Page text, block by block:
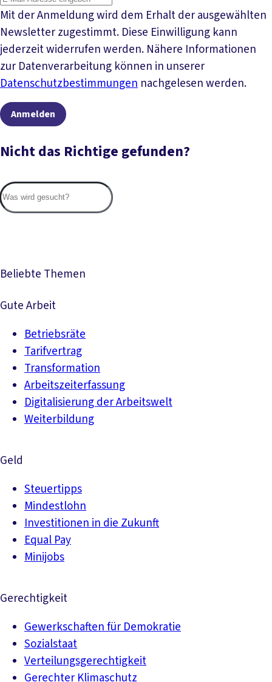
Mit der Anmeldung wird dem Erhalt der ausgewählten
Newsletter zugestimmt. Diese Einwilligung kann
jederzeit widerrufen werden. Nähere Informationen
zur Datenverarbeitung können in unserer
Datenschutzbestimmungen nachgelesen werden.
Anmelden
Nicht das Richtige gefunden?
Beliebte Themen
Gute Arbeit
Betriebsräte
Tarifvertrag
Transformation
Arbeitszeiterfassung
Digitalisierung der Arbeitswelt
Weiterbildung
Geld
Steuertipps
Mindestlohn
Investitionen in die Zukunft
Equal Pay
Minijobs
Gerechtigkeit
Gewerkschaften für Demokratie
Sozialstaat
Verteilungsgerechtigkeit
Gerechter Klimaschutz